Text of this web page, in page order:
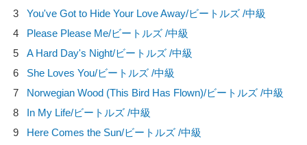
3
You've Got to Hide Your Love Away/ビートルズ /中級
4
Please Please Me/ビートルズ /中級
5
A Hard Day's Night/ビートルズ /中級
6
She Loves You/ビートルズ /中級
7
Norwegian Wood (This Bird Has Flown)/ビートルズ /中級
8
In My Life/ビートルズ /中級
9
Here Comes the Sun/ビートルズ /中級